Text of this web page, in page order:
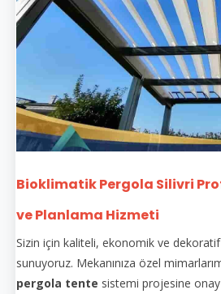
Bioklimatik Pergola Silivri
ve Planlama Hizmeti
Sizin için kaliteli, ekonomik ve dekoratif
sunuyoruz. Mekanınıza özel
pergola tente sistemi projesine